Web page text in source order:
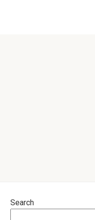
Search